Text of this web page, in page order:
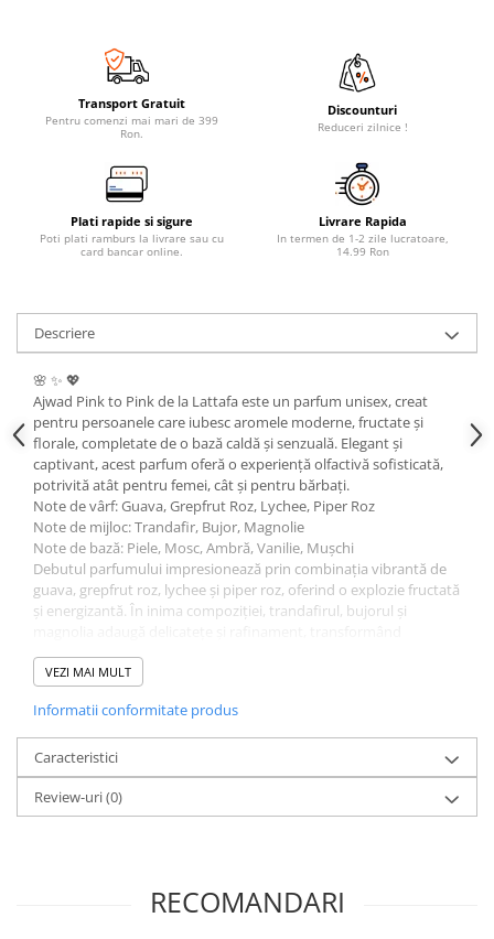
Transport Gratuit
Pentru comenzi mai mari de 399
Ron.
Discounturi
Reduceri zilnice !
Plati rapide si sigure
Poti plati ramburs la livrare sau cu
card bancar online.
Livrare Rapida
In termen de 1-2 zile lucratoare,
14.99 Ron
Descriere
🌸 ✨ 💖
Ajwad Pink to Pink de la Lattafa este un parfum unisex, creat
pentru persoanele care iubesc aromele moderne, fructate și
florale, completate de o bază caldă și senzuală. Elegant și
captivant, acest parfum oferă o experiență olfactivă sofisticată,
potrivită atât pentru femei, cât și pentru bărbați.
Note de vârf: Guava, Grepfrut Roz, Lychee, Piper Roz
Note de mijloc: Trandafir, Bujor, Magnolie
Note de bază: Piele, Mosc, Ambră, Vanilie, Mușchi
Debutul parfumului impresionează prin combinația vibrantă de
guava, grepfrut roz, lychee și piper roz, oferind o explozie fructată
și energizantă. În inima compoziției, trandafirul, bujorul și
parfumul într-o experiență elegantă și seducătoare.
Baza bogată de piele, mosc, ambră, vanilie și mușchi oferă
memorabilă. Echilibrul dintre prospețimea fructelor, eleganța
florilor și senzualitatea notelor de bază face din Ajwad Pink to
Pink un parfum versatil și ușor de purtat în orice moment al zilei.
Fie că îl alegi pentru tine sau pentru a-l oferi cadou, Ajwad Pink to
Pink impresionează prin caracterul său modern, sofisticat și plin
de personalitate.
Persistență foarte bună
VEZI MAI MULT
Informatii conformitate produs
Caracteristici
Review-uri(0)
RECOMANDARI